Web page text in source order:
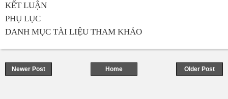
KẾT LUẬN
PHỤ LỤC
DANH MỤC TÀI LIỆU THAM KHẢO
Newer Post Older Post
Home